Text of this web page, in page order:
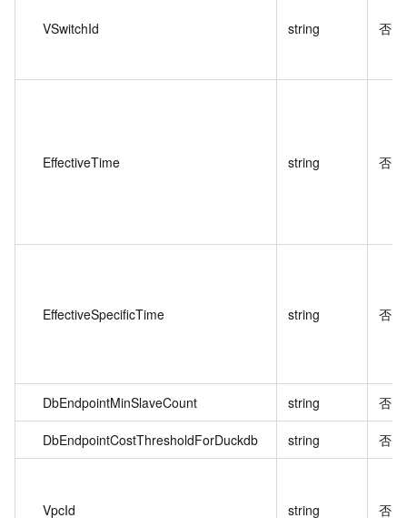
VSwitchId string 否
EffectiveTime string 否
EffectiveSpecificTime string 否
DbEndpointMinSlaveCount string 否
DbEndpointCostThresholdForDuckdb string 否
VpcId string 否